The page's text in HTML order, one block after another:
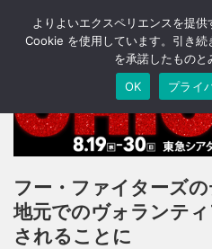
フー・ファイターズの
地元でのヴォランテ
されることに
よりよいエクスペリエンスを提
Cookie を使用しています。引き
を承諾したものと
OK
プライ